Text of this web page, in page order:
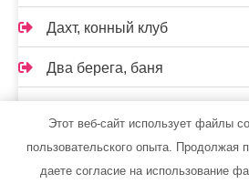
Дахт, конный клуб
Два берега, баня
Диалог, гостиничный
Этот веб-сайт использует файлы
пользовательского опыта. Продолжая
даете согласие на использование